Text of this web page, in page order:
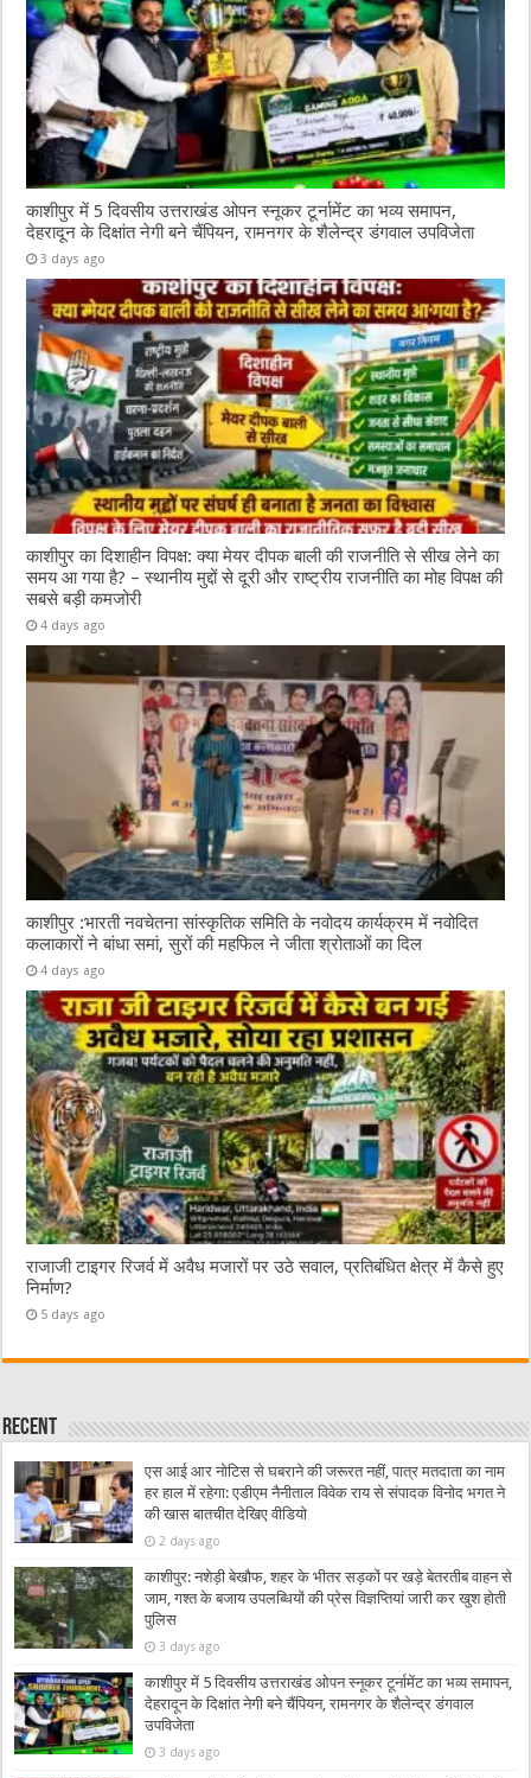
काशीपुर में 5 दिवसीय उत्तराखंड ओपन स्नूकर टूर्नामेंट का भव्य समापन,
देहरादून के दिक्षांत नेगी बने चैंपियन, रामनगर के शैलेन्द्र डंगवाल उपविजेता
3 days ago
काशीपुर का दिशाहीन विपक्ष: क्या मेयर दीपक बाली की राजनीति से सीख लेने का
समय आ गया है? – स्थानीय मुद्दों से दूरी और राष्ट्रीय राजनीति का मोह विपक्ष की
सबसे बड़ी कमजोरी
4 days ago
काशीपुर :भारती नवचेतना सांस्कृतिक समिति के नवोदय कार्यक्रम में नवोदित
कलाकारों ने बांधा समां, सुरों की महफिल ने जीता श्रोताओं का दिल
4 days ago
राजाजी टाइगर रिजर्व में अवैध मजारों पर उठे सवाल, प्रतिबंधित क्षेत्र में कैसे हुए
निर्माण?
5 days ago
Recent
एस आई आर नोटिस से घबराने की जरूरत नहीं, पात्र मतदाता का नाम
हर हाल में रहेगा: एडीएम नैनीताल विवेक राय से संपादक विनोद भगत ने
की खास बातचीत देखिए वीडियो
2 days ago
काशीपुर: नशेड़ी बेखौफ, शहर के भीतर सड़कों पर खड़े बेतरतीब वाहन से
जाम, गश्त के बजाय उपलब्धियों की प्रेस विज्ञप्तियां जारी कर खुश होती
पुलिस
3 days ago
काशीपुर में 5 दिवसीय उत्तराखंड ओपन स्नूकर टूर्नामेंट का भव्य समापन,
देहरादून के दिक्षांत नेगी बने चैंपियन, रामनगर के शैलेन्द्र डंगवाल
उपविजेता
3 days ago